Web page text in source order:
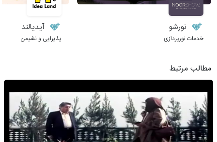
نورشو
خدمات نورپردازی
آیدیالند
پذیرایی و نشیمن
مطالب مرتبط